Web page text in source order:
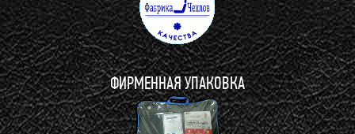
ФИРМЕННАЯ УПАКОВКА